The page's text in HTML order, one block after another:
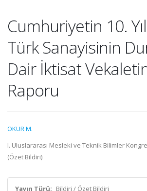
Cumhuriyetin 10.
Türk Sanayisinin
Dair İktisat
Raporu
OKUR M.
I. Uluslararası Mesleki ve Teknik Bilimler
(Özet Bildiri)
Yayın Türü: Bildiri / Özet Bildiri